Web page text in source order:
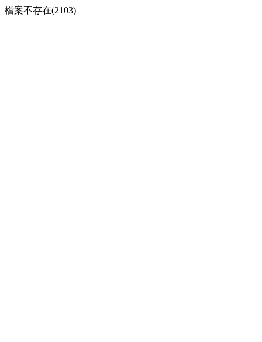
檔案不存在(2103)